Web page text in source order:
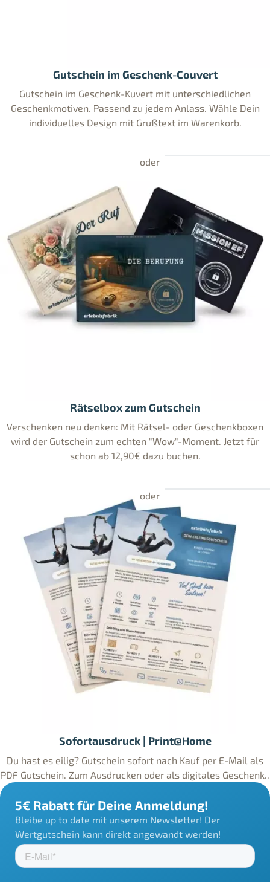
Gutschein im Geschenk-Couvert
Gutschein im Geschenk-Kuvert mit unterschiedlichen
Geschenkmotiven. Passend zu jedem Anlass. Wähle Dein
individuelles Design mit Grußtext im Warenkorb.
Rätselbox zum Gutschein
Verschenken neu denken: Mit Rätsel- oder Geschenkboxen
wird der Gutschein zum echten "Wow"-Moment. Jetzt für
schon ab 12,90€ dazu buchen.
Sofortausdruck | Print@Home
Du hast es eilig? Gutschein sofort nach Kauf per E-Mail als
PDF Gutschein. Zum Ausdrucken oder als digitales Geschenk..
5€ Rabatt für Deine Anmeldung!
Bleibe up to date mit unserem Newsletter! Der
Wertgutschein kann direkt angewandt werden!